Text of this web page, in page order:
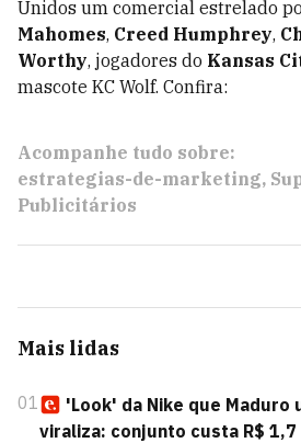
Unidos um comercial estrelado
Mahomes, Creed Humphrey,
Worthy, jogadores do Kansas
mascote KC Wolf. Confira:
Acompanhe tudo sobre:
estrategias-de-marketing
Publicitários
Mais lidas
01
'Look' da Nike que Maduro
viraliza: conjunto custa R$ 1,7